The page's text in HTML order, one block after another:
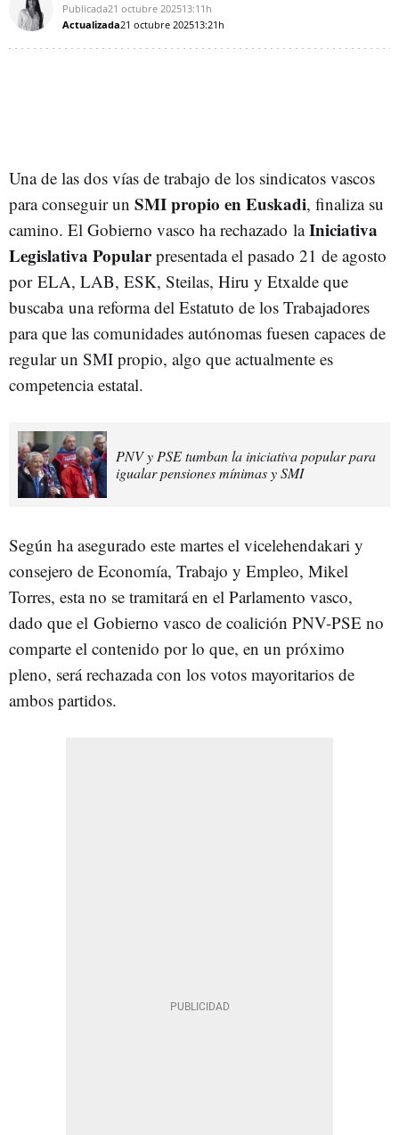
Publicada21 octubre 202513:11h
Actualizada21 octubre 202513:21h
Una de las dos vías de trabajo de los sindicatos vascos
para conseguir un SMI propio en Euskadi, finaliza su
camino. El Gobierno vasco ha rechazado laIniciativa
Legislativa Popularpresentada el pasado 21 de agosto
por ELA, LAB, ESK, Steilas, Hiru y Etxalde que
buscaba una reforma del Estatuto de los Trabajadores
para que las comunidades autónomas fuesen capaces de
regular un SMI propio, algo que actualmente es
competencia estatal.
PNV y PSE tumban la iniciativa popular para
igualar pensiones mínimas y SMI
Según ha asegurado este martes el vicelehendakari y
consejero de Economía, Trabajo y Empleo, Mikel
Torres, esta no se tramitará en el Parlamento vasco,
dado que el Gobierno vasco de coalición PNV-PSE no
comparte el contenido por lo que, en un próximo
pleno, será rechazada con los votos mayoritarios de
ambos partidos.